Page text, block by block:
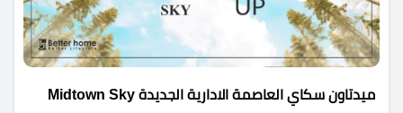
ميدتاون سكاي العاصمة الادارية الجديدة Midtown Sky